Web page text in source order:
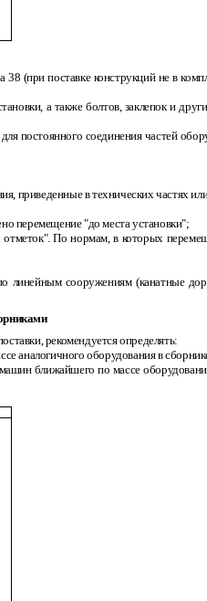
(при поставке конструкций не в
а также болтов, заклепок и
постоянного соединения частей
приведенные в технических частях
перемещение "до места установки";
По нормам, в которых
линейным сооружениям (канатные
рекомендуется определять:
аналогичного оборудования в
ближайшего по массе